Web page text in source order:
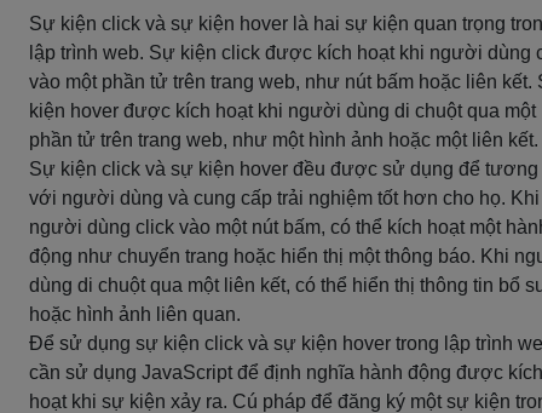
Sự kiện click và sự kiện hover là hai sự kiện quan trọng
lập trình web. Sự kiện click được kích hoạt khi người dùng
vào một phần tử trên trang web, như nút bấm hoặc liên kết.
kiện hover được kích hoạt khi người dùng di chuột qua một
phần tử trên trang web, như một hình ảnh hoặc một liên kết.
Sự kiện click và sự kiện hover đều được sử dụng để tương
với người dùng và cung cấp trải nghiệm tốt hơn cho họ. Khi
người dùng click vào một nút bấm, có thể kích hoạt một
động như chuyển trang hoặc hiển thị một thông báo. Khi
dùng di chuột qua một liên kết, có thể hiển thị thông tin bổ
hoặc hình ảnh liên quan.
Để sử dụng sự kiện click và sự kiện hover trong lập trình
cần sử dụng JavaScript để định nghĩa hành động được kích
hoạt khi sự kiện xảy ra. Cú pháp để đăng ký một sự kiện